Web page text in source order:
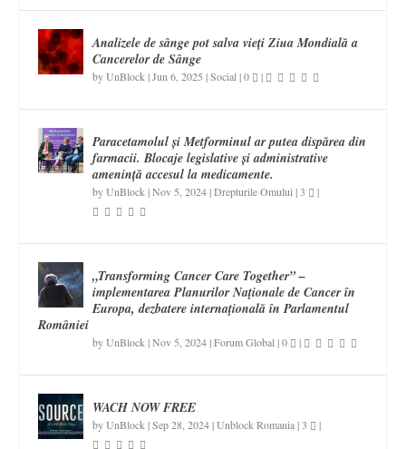
Analizele de sânge pot salva vieți Ziua Mondială a
Cancerelor de Sânge
byUnBlock |Jun 6, 2025 |Social |0 |
Paracetamolul și Metforminul ar putea dispărea din
farmacii. Blocaje legislative și administrative
amenință accesul la medicamente.
byUnBlock |Nov 5, 2024|Drepturile Omului |3 |
„Transforming Cancer Care Together” –
implementarea Planurilor Naţionale de Cancer în
Europa, dezbatere internaţională în Parlamentul
României
byUnBlock |Nov 5, 2024|Forum Global |0 |
WACH NOW FREE
byUnBlock |Sep 28, 2024|Unblock Romania|3 |